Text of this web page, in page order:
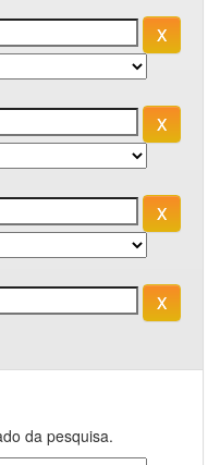
da pesquisa.